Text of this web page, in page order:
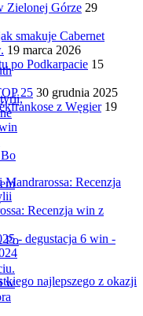
Po
Zielonej Górze 29
smakuje Cabernet
19 marca 2026
po Podkarpacie 15
25 30 grudnia 2025
z Węgier 19
Mandrarossa: Recenzja
Recenzja win z
- degustacja 6 win -
najlepszego z okazji